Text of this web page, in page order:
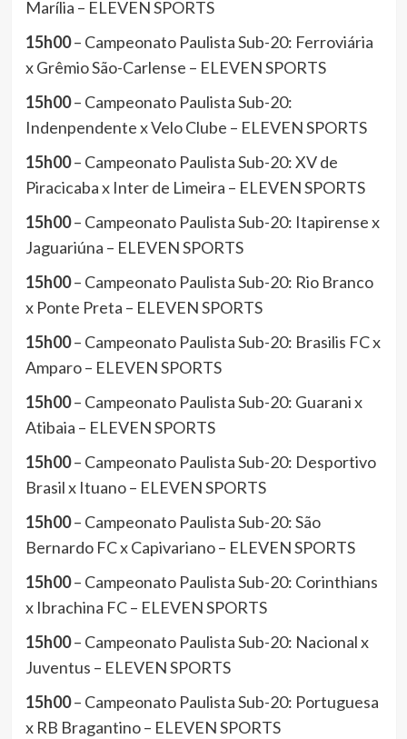
Marília – ELEVEN SPORTS
15h00– Campeonato Paulista Sub-20: Ferroviária
x Grêmio São-Carlense – ELEVEN SPORTS
15h00– Campeonato Paulista Sub-20:
Indenpendente x Velo Clube – ELEVEN SPORTS
15h00– Campeonato Paulista Sub-20: XV de
Piracicaba x Inter de Limeira – ELEVEN SPORTS
15h00– Campeonato Paulista Sub-20: Itapirense x
Jaguariúna – ELEVEN SPORTS
15h00– Campeonato Paulista Sub-20: Rio Branco
x Ponte Preta – ELEVEN SPORTS
15h00– Campeonato Paulista Sub-20: Brasilis FC x
Amparo – ELEVEN SPORTS
15h00– Campeonato Paulista Sub-20: Guarani x
Atibaia – ELEVEN SPORTS
15h00– Campeonato Paulista Sub-20: Desportivo
Brasil x Ituano – ELEVEN SPORTS
15h00– Campeonato Paulista Sub-20: São
Bernardo FC x Capivariano – ELEVEN SPORTS
15h00– Campeonato Paulista Sub-20: Corinthians
x Ibrachina FC – ELEVEN SPORTS
15h00– Campeonato Paulista Sub-20: Nacional x
Juventus – ELEVEN SPORTS
15h00– Campeonato Paulista Sub-20: Portuguesa
x RB Bragantino – ELEVEN SPORTS